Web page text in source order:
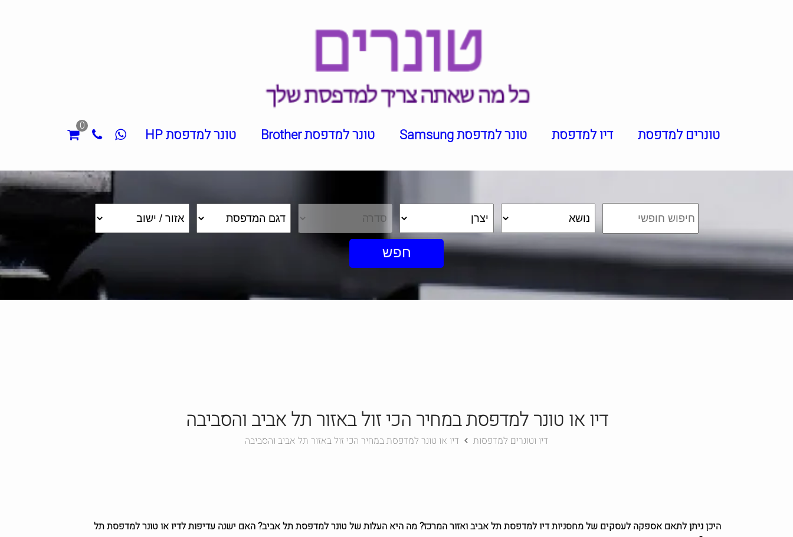
טונרים למדפסת דיו למדפסת טונר למדפסת Samsung טונר למדפסת Brother טונר למדפסת HP 0
חפש
דיו או טונר למדפסת במחיר הכי זול באזור תל אביב והסביבה
דיו וטונרים למדפסות דיו או טונר למדפסת במחיר הכי זול באזור תל אביב והסביבה
היכן ניתן לתאם אספקה לעסקים של מחסניות דיו למדפסת תל אביב ואזור המרכז? מה היא העלות של טונר למדפסת תל אביב? האם ישנה עדיפות לדיו או טונר למדפסת תל